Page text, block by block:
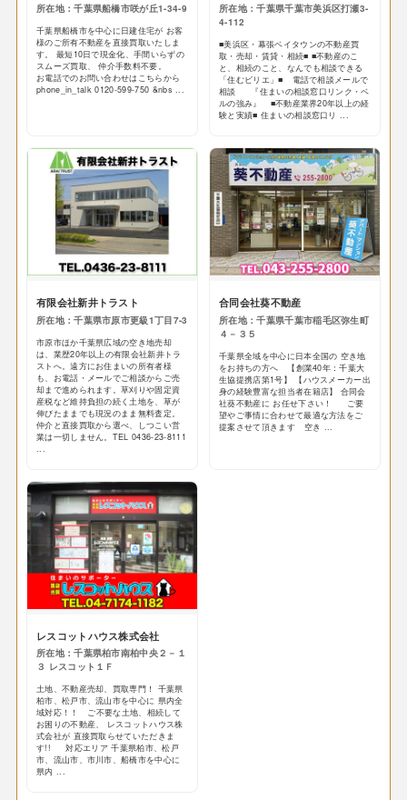
所在地：千葉県船橋市咲が丘1-34-9
千葉県船橋市を中心に日建住宅が お客
様のご所有不動産を直接買取いたしま
す。 最短10日で現金化、手間いらずの
スムーズ買取、 仲介手数料不要。
お電話でのお問い合わせはこちらから
phone_in_talk 0120-599-750 &nbs ...
所在地：千葉県千葉市美浜区打瀬3-
4-112
■美浜区・幕張ベイタウンの不動産買
取・売却・賃貸・相続■ ■不動産のこ
と、相続のこと、なんでも相談できる
「住むビリエ」■ 電話で相談メールで
相談 『住まいの相談窓口リンク・ベ
ルの強み』 ■不動産業界20年以上の経
験と実績■ 住まいの相談窓口リ ...
有限会社新井トラスト
所在地：千葉県市原市更級1丁目7-3
市原市ほか千葉県広域の空き地売却
は、業歴20年以上の有限会社新井トラ
ストへ。遠方にお住まいの所有者様
も、お電話・メールでご相談からご売
却まで進められます。草刈りや固定資
産税など維持負担の続く土地を、草が
伸びたままでも現況のまま無料査定。
仲介と直接買取から選べ、しつこい営
業は一切しません。TEL 0436-23-8111
...
合同会社葵不動産
所在地：千葉県千葉市稲毛区弥生町
４－３５
千葉県全域を中心に日本全国の 空き地
をお持ちの方へ 【創業40年：千葉大
生協提携店第1号】 【ハウスメーカー出
身の経験豊富な担当者在籍店】 合同会
社葵不動産に お任せ下さい！ ご要
望やご事情に合わせて最適な方法をご
提案させて頂きます 空き ...
レスコットハウス株式会社
所在地：千葉県柏市南柏中央２－１
３ レスコット１Ｆ
土地、不動産売却、買取専門！ 千葉県
柏市、松戸市、流山市を中心に 県内全
域対応！！ ご不要な土地、相続して
お困りの不動産、 レスコットハウス株
式会社が 直接買取らせていただきま
す!! 対応エリア 千葉県柏市、松戸
市、流山市、市川市、船橋市を中心に
県内 ...